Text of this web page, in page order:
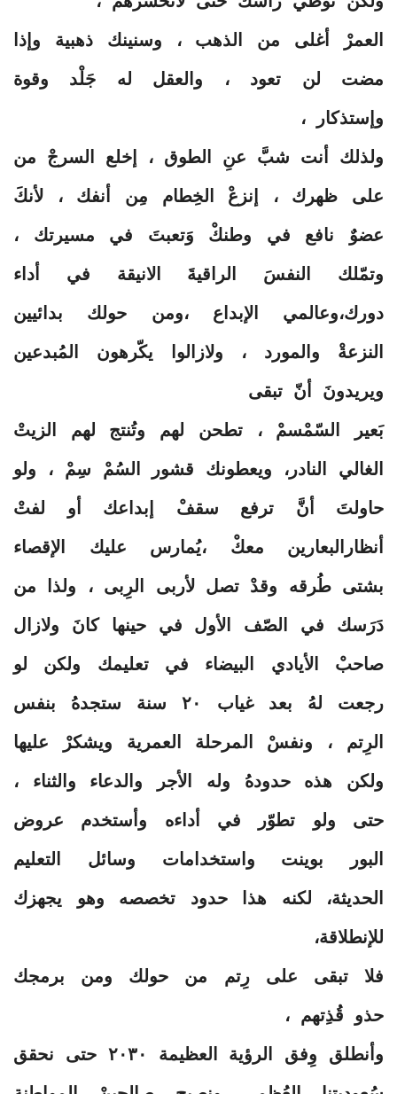
العمرْ أغلى من الذهب ، وسنينك ذهبية وإذا
مضت لن تعود ، والعقل له جَلْد وقوة
وإستذكار ،
ولذلك أنت شبَّ عنِ الطوق ، إخلع السرجْ من
على ظهرك ، إنزعْ الخِطام مِن أنفك ، لأنكَ
عضوٌ نافع في وطنكْ وَتعبتَ في مسيرتك ،
وتمّلك النفسَ الراقيةَ الانيقة في أداء
دورك،وعالمي الإبداع ،ومن حولك بدائيين
النزعةْ والمورد ، ولازالوا يكّرهون المُبدعين
ويريدونَ أنّ تبقى
بَعير السّمْسمْ ، تطحن لهم وتُنتج لهم الزيتْ
الغالي النادر، ويعطونك قشور السُمْ سِمْ ، ولو
حاولتَ أنَّ ترفع سقفْ إبداعك أو لفتْ
أنظارالبعارين معكْ ،يُمارس عليك الإقصاء
بشتى طُرقه وقدْ تصل لأربى الرِبى ، ولذا من
دَرَسك في الصّف الأول في حينها كانَ ولازال
صاحبْ الأيادي البيضاء في تعليمك ولكن لو
رجعت لهُ بعد غياب ٢٠ سنة ستجدهُ بنفس
الرِتم ، ونفسْ المرحلة العمرية ويشكرْ عليها
ولكن هذه حدودهُ وله الأجر والدعاء والثناء ،
حتى ولو تطوّر في أداءه وأستخدم عروض
البور بوينت واستخدامات وسائل التعليم
الحديثة، لكنه هذا حدود تخصصه وهو يجهزك
للإنطلاقة،
فلا تبقى على رِتم من حولك ومن برمجك
حذو قُذِتهم ،
وأنطلق وِفق الرؤية العظيمة ٢٠٣٠ حتى نحقق